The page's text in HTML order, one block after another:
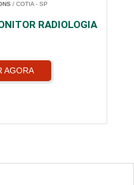
/ COTIA - SP
RADIOLOGIA
AGORA